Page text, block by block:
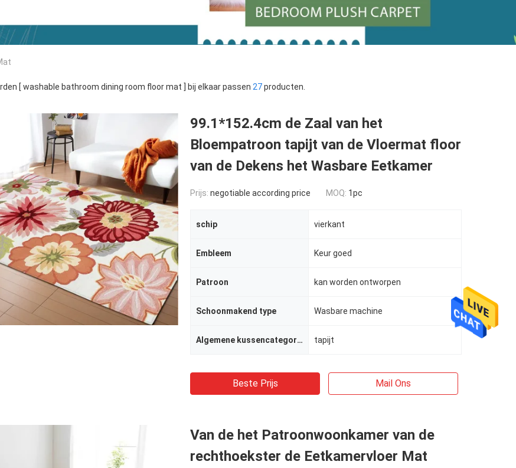
[ washable bathroom dining room floor mat ] bij elkaar passen 27producten.
99.1*152.4cm de Zaal van het
Bloempatroon tapijt van de Vloermat floor
van de Dekens het Wasbare Eetkamer
Prijs: negotiable according price MOQ: 1pc
schip vierkant
Embleem Keur goed
Patroon kan worden ontworpen
Schoonmakend type Wasbare machine
Algemene kussencategorie tapijt
Beste Prijs Mail Ons
Van de het Patroonwoonkamer van de
rechthoekster de Eetkamervloer Mat